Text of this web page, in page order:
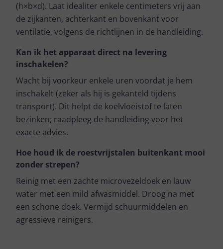
(h×b×d). Laat idealiter enkele centimeters vrij aan
de zijkanten, achterkant en bovenkant voor
ventilatie, volgens de richtlijnen in de handleiding.
Kan ik het apparaat direct na levering
inschakelen?
Wacht bij voorkeur enkele uren voordat je hem
inschakelt (zeker als hij is gekanteld tijdens
transport). Dit helpt de koelvloeistof te laten
bezinken; raadpleeg de handleiding voor het
exacte advies.
Hoe houd ik de roestvrijstalen buitenkant mooi
zonder strepen?
Reinig met een zachte microvezeldoek en lauw
water met een mild afwasmiddel. Droog na met
een schone doek. Vermijd schuurmiddelen en
agressieve reinigers.